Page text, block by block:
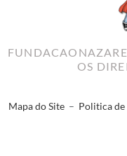
OS
Mapa do Site – Politica